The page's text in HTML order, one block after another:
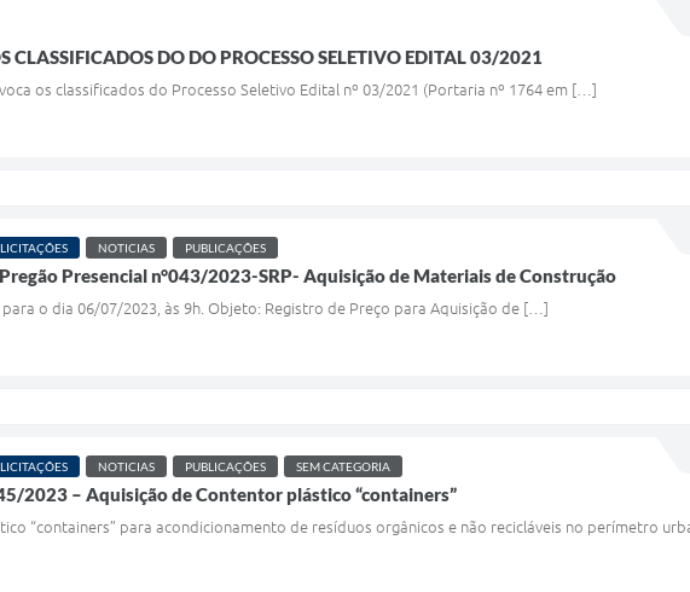
CLASSIFICADOS DO DO PROCESSO SELETIVO EDITAL 03/2021
os classificados do Processo Seletivo Edital nº 03/2021 (Portaria nº 1764 em […]
LICITAÇÕES NOTICIAS PUBLICAÇÕES
Presencial n°043/2023-SRP- Aquisição de Materiais de Construção
o dia 06/07/2023, às 9h. Objeto: Registro de Preço para Aquisição de […]
LICITAÇÕES NOTICIAS PUBLICAÇÕES SEM CATEGORIA
2023 – Aquisição de Contentor plástico “containers”
“containers” para acondicionamento de resíduos orgânicos e não recicláveis no perímetro